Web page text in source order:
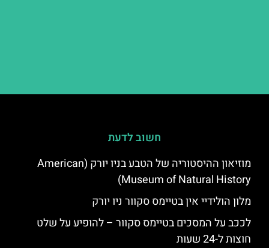
חשוב לדעת
מוזיאון ההיסטוריה של הטבע בניו יורק (American
Museum of Natural History)
מלון הולידיי אין בטיימס סקוור ניו יורק
לככב על המסכים בטיימס סקוור – להופיע על שלט
חוצות ל-24 שעות